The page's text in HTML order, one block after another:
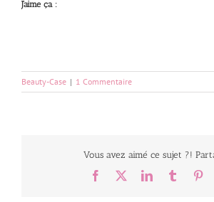
J’aime ça :
Beauty-Case | 1 Commentaire
Vous avez aimé ce sujet ?!
Facebook LinkedInTumblr